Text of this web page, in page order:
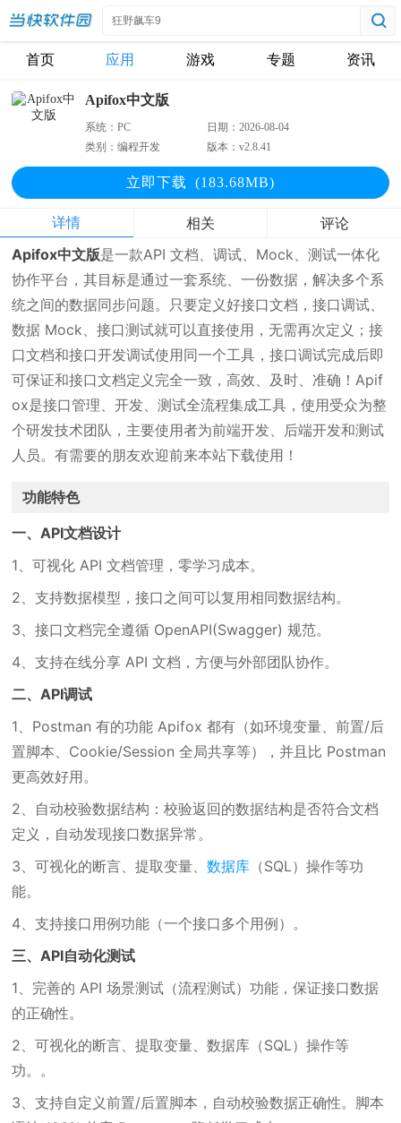
首页 应用 游戏 专题 资讯
Apifox中文版
系统：PC 日期：2026-08-04
类别：编程开发 版本：v2.8.41
立即下载 (183.68MB)
详情 相关 评论
Apifox中文版是一款API 文档、调试、Mock、测试一体化
协作平台，其目标是通过一套系统、一份数据，解决多个系
统之间的数据同步问题。只要定义好接口文档，接口调试、
数据 Mock、接口测试就可以直接使用，无需再次定义；接
口文档和接口开发调试使用同一个工具，接口调试完成后即
可保证和接口文档定义完全一致，高效、及时、准确！Apif
ox是接口管理、开发、测试全流程集成工具，使用受众为整
个研发技术团队，主要使用者为前端开发、后端开发和测试
人员。有需要的朋友欢迎前来本站下载使用！
功能特色
一、API文档设计
1、可视化 API 文档管理，零学习成本。
2、支持数据模型，接口之间可以复用相同数据结构。
3、接口文档完全遵循 OpenAPI(Swagger) 规范。
4、支持在线分享 API 文档，方便与外部团队协作。
二、API调试
1、Postman 有的功能 Apifox 都有（如环境变量、前置/后
置脚本、Cookie/Session 全局共享等），并且比 Postman
更高效好用。
2、自动校验数据结构：校验返回的数据结构是否符合文档
定义，自动发现接口数据异常。
3、可视化的断言、提取变量、数据库 （SQL）操作等功
能。
4、支持接口用例功能（一个接口多个用例）。
三、API自动化测试
1、完善的 API 场景测试（流程测试）功能，保证接口数据
的正确性。
2、可视化的断言、提取变量、数据库（SQL）操作等
功。。
3、支持自定义前置/后置脚本，自动校验数据正确性。脚本